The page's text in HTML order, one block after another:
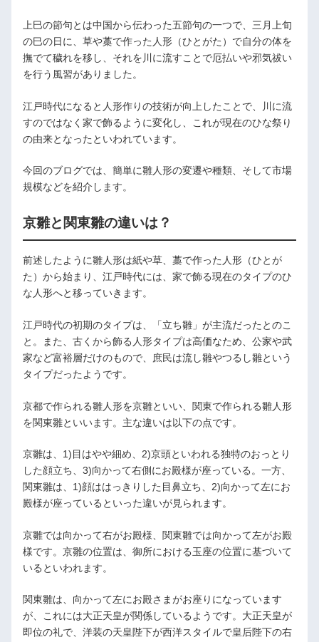
上巳の節句とは中国から伝わった五節句の一つで、三月上旬
の巳の日に、草や藁で作った人形（ひとがた）で自分の体を
撫でて穢れを移し、それを川に流すことで厄払いや邪気祓い
を行う風習がありました。
江戸時代になると人形作りの技術が向上したことで、川に流
すのではなく家で飾るように変化し、これが現在のひな祭り
の由来となったといわれています。
今回のブログでは、簡単に雛人形の変遷や種類、そして市場
規模などを紹介します。
京雛と関東雛の違いは？
前述したように雛人形は紙や草、藁で作った人形（ひとが
た）から始まり、江戸時代には、家で飾る現在のタイプのひ
な人形へと移っていきます。
江戸時代の初期のタイプは、「立ち雛」が主流だったとのこ
と。また、古くから飾る人形タイプは高価なため、公家や武
家など富裕層だけのもので、庶民は流し雛やつるし雛という
タイプだったようです。
京都で作られる雛人形を京雛といい、関東で作られる雛人形
を関東雛といいます。主な違いは以下の点です。
京雛は、1)目はやや細め、2)京頭といわれる独特のおっとり
した顔立ち、3)向かって右側にお殿様が座っている。一方、
関東雛は、1)顔ははっきりした目鼻立ち、2)向かって左にお
殿様が座っているといった違いが見られます。
京雛では向かって右がお殿様、関東雛では向かって左がお殿
様です。京雛の位置は、御所における玉座の位置に基づいて
いるといわれます。
関東雛は、向かって左にお殿さまがお座りになっています
が、これには大正天皇が関係しているようです。大正天皇が
即位の礼で、洋装の天皇陛下が西洋スタイルで皇后陛下の右